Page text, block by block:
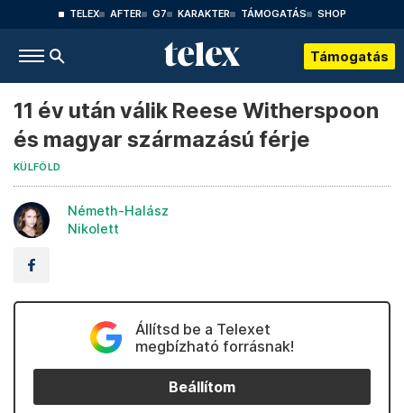
TELEX AFTER G7 KARAKTER TÁMOGATÁS SHOP
Támogatás
11 év után válik Reese Witherspoon
és magyar származású férje
KÜLFÖLD
Németh-Halász
Nikolett
Állítsd be a Telexet
megbízható forrásnak!
Beállítom